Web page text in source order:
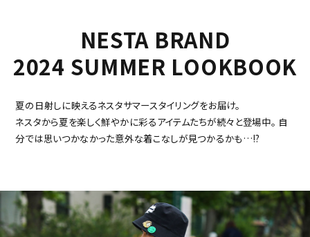
NESTA BRAND
2024 SUMMER LOOKBOOK
夏の日射しに映えるネスタサマースタイリングをお届け。
ネスタから夏を楽しく鮮やかに彩るアイテムたちが続々と登場中。 自
分では思いつかなかった意外な着こなしが見つかるかも…!?